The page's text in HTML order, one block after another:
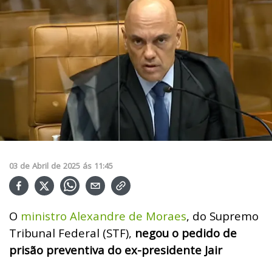
03 de Abril de 2025 ás 11:45
O ministro Alexandre de Moraes, do Supremo
Tribunal Federal (STF), negou o pedido de
prisão preventiva do ex-presidente Jair